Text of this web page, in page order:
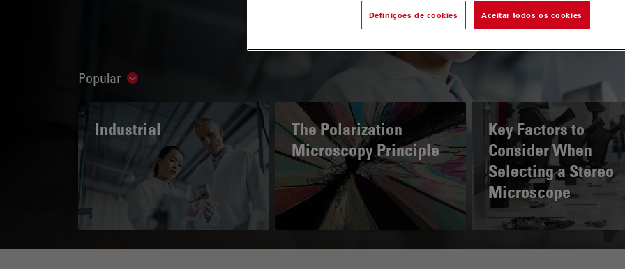
Popular Show subnavigation
Industrial
The Polarization
Microscopy Principle
Key Factors to
Consider When
Selecting a Stereo
Microscope
Definições de cookies Aceitar todos os cookies